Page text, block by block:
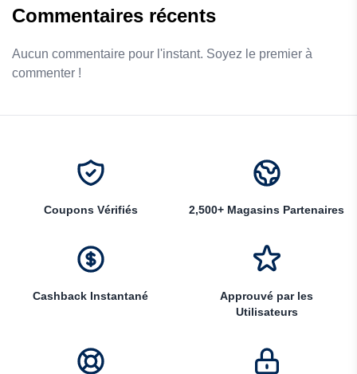
Commentaires récents
Aucun commentaire pour l'instant. Soyez le premier à
commenter !
Coupons Vérifiés 2,500+ Magasins Partenaires
Cashback Instantané
Approuvé par les
Utilisateurs